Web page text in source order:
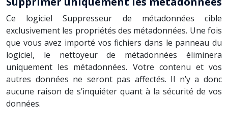
Ce logiciel Suppresseur de métadonnées cible
exclusivement les propriétés des métadonnées. Une fois
que vous avez importé vos fichiers dans le panneau du
logiciel, le nettoyeur de métadonnées éliminera
uniquement les métadonnées. Votre contenu et vos
autres données ne seront pas affectés. Il n’y a donc
aucune raison de s’inquiéter quant à la sécurité de vos
données.